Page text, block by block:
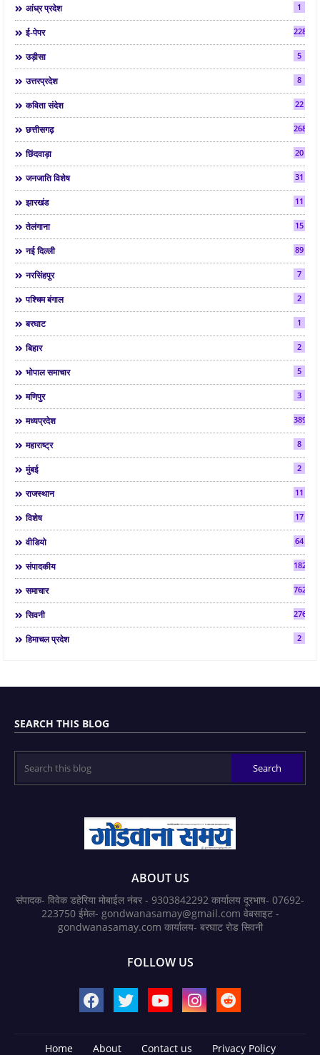
आंध्र प्रदेश 1
ई-पेपर 2286
उड़ीसा 5
उत्तरप्रदेश 8
कविता संदेश 22
छत्तीसगढ़ 268
छिंदवाड़ा 20
जनजाति विशेष 31
झारखंड 11
तेलंगाना 15
नई दिल्ली 89
नरसिंहपुर 7
पश्चिम बंगाल 2
बरघाट 1
बिहार 2
भोपाल समाचार 5
मणिपुर 3
मध्यप्रदेश 3892
महाराष्ट्र 8
मुंबई 2
राजस्थान 11
विशेष 17
वीडियो 64
संपादकीय 182
समाचार 7624
सिवनी 2763
हिमाचल प्रदेश 2
SEARCH THIS BLOG
ABOUT US
संपादक- विवेक डहेरिया मोबाईल नंबर - 9303842292 कार्यालय दूरभाष- 07692-
223750 ईमेल- gondwanasamay@gmail.com वेबसाइट -
gondwanasamay.com कार्यालय- बरघाट रोड सिवनी
FOLLOW US
Home About Contact us Privacy Policy